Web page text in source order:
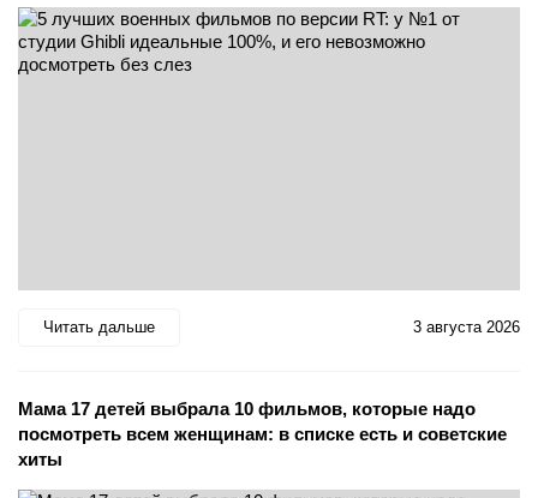
Читать дальше 3 августа 2026
Мама 17 детей выбрала 10 фильмов, которые надо
посмотреть всем женщинам: в списке есть и советские
хиты